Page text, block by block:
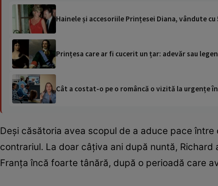
Hainele și accesoriile Prințesei Diana, vândute
Prințesa care ar fi cucerit un țar: adevăr sau
Cât a costat-o pe o româncă o vizită la urgențe
Deși căsătoria avea scopul de a aduce pace
contrariul. La doar câțiva ani după nuntă,
Franța încă foarte tânără, după o perioadă care